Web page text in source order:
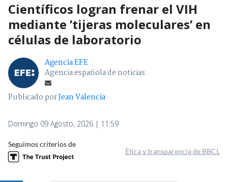
Científicos logran frenar el VIH
mediante ’tijeras moleculares’ en
células de laboratorio
Agencia EFE
Agencia española de noticias
Publicado porJean Valencia
Domingo 09 Agosto, 2026 | 11:59
Seguimos criterios de
Ética y transparencia de BBCL